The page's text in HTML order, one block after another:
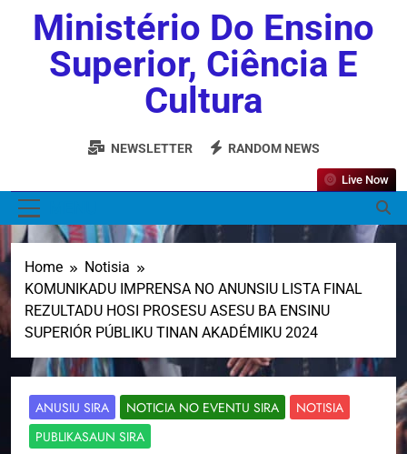
Ministério Do Ensino
Superior, Ciência E
Cultura
NEWSLETTER RANDOM NEWS
Live Now
Home
Notisia
KOMUNIKADU IMPRENSA NO ANUNSIU LISTA FINAL
REZULTADU HOSI PROSESU ASESU BA ENSINU
SUPERIÓR PÚBLIKU TINAN AKADÉMIKU 2024
ANUSIU SIRA NOTICIA NO EVENTU SIRA
NOTISIA
PUBLIKASAUN SIRA